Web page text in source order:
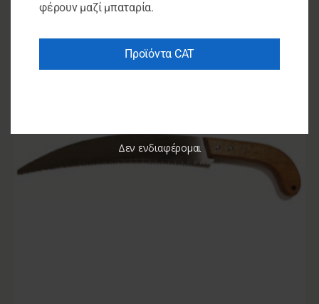
φέρουν μαζί μπαταρία.
Προϊόντα CAT
Δεν ενδιαφέρομαι